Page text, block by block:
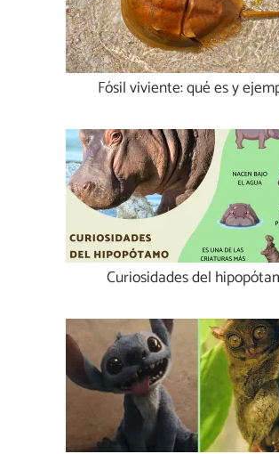
Fósil viviente: qué es y
Curiosidades del